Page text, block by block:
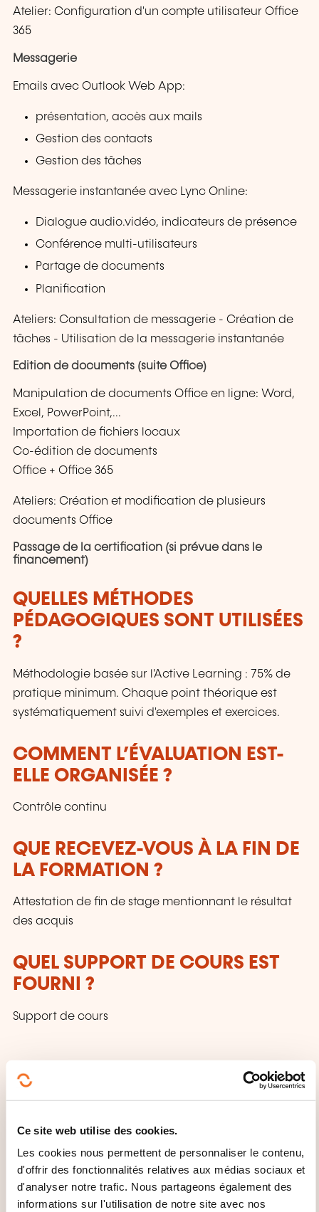
Ce site web utilise des cookies.
Les cookies nous permettent de personnaliser le contenu,
d'offrir des fonctionnalités relatives aux médias sociaux et
d'analyser notre trafic. Nous partageons également des
informations sur l'utilisation de notre site avec nos
Atelier: Configuration d'un compte utilisateur Office
365
Messagerie
Emails avec Outlook Web App:
présentation, accès aux mails
Gestion des contacts
Gestion des tâches
Messagerie instantanée avec Lync Online:
Dialogue audio.vidéo, indicateurs de présence
Conférence multi-utilisateurs
Partage de documents
Planification
Ateliers: Consultation de messagerie - Création de
tâches - Utilisation de la messagerie instantanée
Edition de documents (suite Office)
Manipulation de documents Office en ligne: Word,
Excel, PowerPoint,...
Importation de fichiers locaux
Co-édition de documents
Office + Office 365
Ateliers: Création et modification de plusieurs
documents Office
Passage de la certification (si prévue dans le
financement)
QUELLES MÉTHODES
PÉDAGOGIQUES SONT UTILISÉES
?
Méthodologie basée sur l'Active Learning : 75% de
pratique minimum. Chaque point théorique est
systématiquement suivi d'exemples et exercices.
COMMENT L’ÉVALUATION EST-
ELLE ORGANISÉE ?
Contrôle continu
QUE RECEVEZ-VOUS À LA FIN DE
LA FORMATION ?
Attestation de fin de stage mentionnant le résultat
des acquis
QUEL SUPPORT DE COURS EST
FOURNI ?
Support de cours
Comment contacter
l’organisme de formation